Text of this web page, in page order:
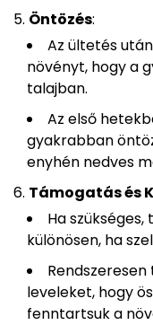
Öntözés:
Az ültetés
növényt, hogy a
talajban.
Az első
gyakrabban
enyhén nedves
Támogatás és
Ha
különösen, ha
leveleket, hogy
fenntartsuk a